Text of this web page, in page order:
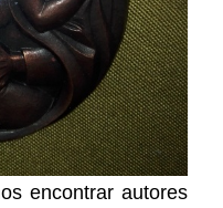
encontrar autores